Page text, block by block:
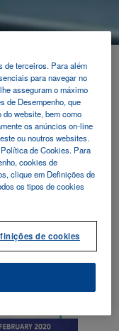
2020
de terceiros. Para além
para navegar no
asseguram o máximo
de Desempenho, que
website, bem como
os anúncios on-line
ou noutros websites.
de Cookies. Para
cookies de
clique em Definições de
os tipos de cookies
de cookies